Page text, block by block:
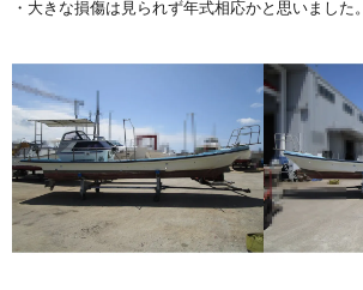
・大きな損傷は見られず年式相応かと思いました。